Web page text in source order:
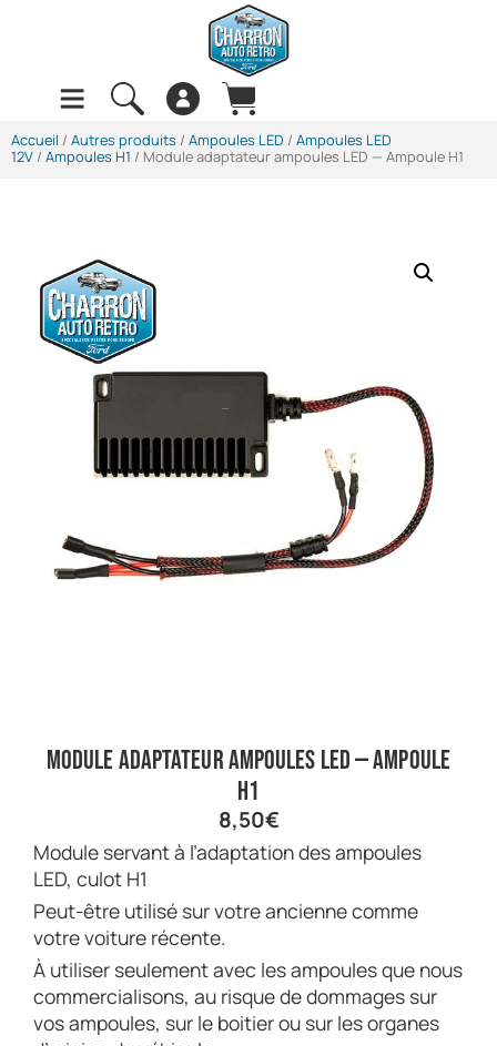
Accueil / Autres produits / Ampoules LED / Ampoules LED
12V / Ampoules H1 / Module adaptateur ampoules LED — Ampoule H1
Module adaptateur ampoules LED — Ampoule
H1
8,50€
Module servant à l’adaptation des ampoules
LED, culot H1
Peut-être utilisé sur votre ancienne comme
votre voiture récente.
À utiliser seulement avec les ampoules que nous
commercialisons, au risque de dommages sur
vos ampoules, sur le boitier ou sur les organes